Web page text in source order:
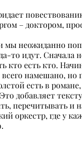
– доктором,
мы неожиданно
то идут. Сначала
кто есть кто.
намешано, но
есть в
добавляет
перечитывать и
оркестр, где у